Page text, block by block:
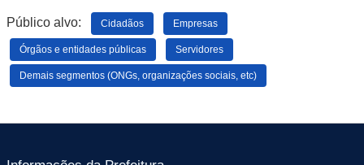
Público alvo: Cidadãos Empresas
Órgãos e entidades públicas Servidores
Demais segmentos (ONGs, organizações sociais, etc)